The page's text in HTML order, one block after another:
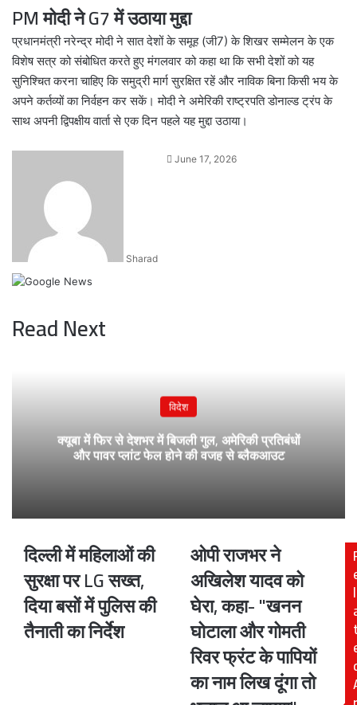
PM मोदी ने G7 में उठाया मुद्दा
प्रधानमंत्री नरेन्द्र मोदी ने सात देशों के समूह (जी7) के शिखर सम्मेलन के एक
विशेष सत्र को संबोधित करते हुए मंगलवार को कहा था कि सभी देशों को यह
सुनिश्चित करना चाहिए कि समुद्री मार्ग सुरक्षित रहें और नाविक बिना किसी भय के
अपने कर्तव्यों का निर्वहन कर सकें। मोदी ने अमेरिकी राष्ट्रपति डोनाल्ड ट्रंप के
साथ अपनी द्विपक्षीय वार्ता से एक दिन पहले यह मुद्दा उठाया।
Sharad
SendJune 17, 2026
Read Next
विदेश
क्यूबा में फिर से देशभर में बिजली गुल, अमेरिकी प्रतिबंधों
और पावर प्लांट फेल होने की वजह से ब्लैकआउट
दिल्ली
महिलाओं
की
सुरक्षा
पर
दिल्ली में महिलाओं की
सुरक्षा पर LG सख्त,
दिया बसों में पुलिस की
तैनाती का निर्देश
ओपी
ने
अखिलेश
यादव
को
घेरा,
कहा-
"खनन
घोटाला
ओपी राजभर ने
अखिलेश यादव को
घेरा, कहा- "खनन
घोटाला और गोमती
रिवर फ्रंट के पापियों
का नाम लिख दूंगा तो
l